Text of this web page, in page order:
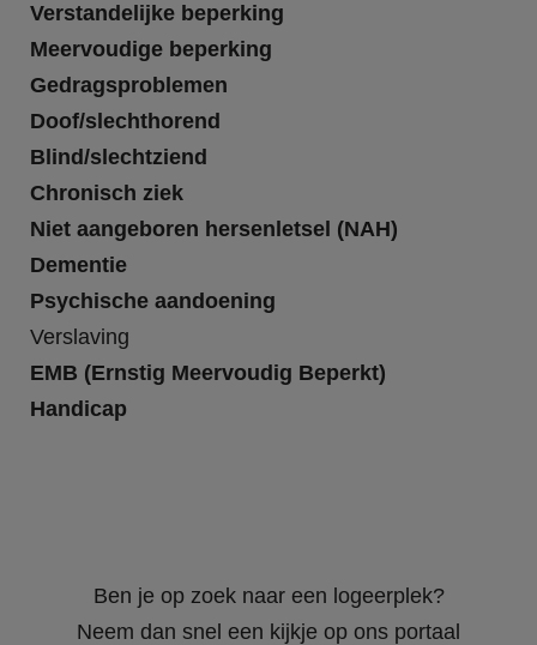
Verstandelijke beperking
Meervoudige beperking
Gedragsproblemen
Doof/slechthorend
Blind/slechtziend
Chronisch ziek
Niet aangeboren hersenletsel (NAH)
Dementie
Psychische aandoening
Verslaving
EMB (Ernstig Meervoudig Beperkt)
Handicap
Ben je op zoek naar een logeerplek?
Neem dan snel een kijkje op ons portaal